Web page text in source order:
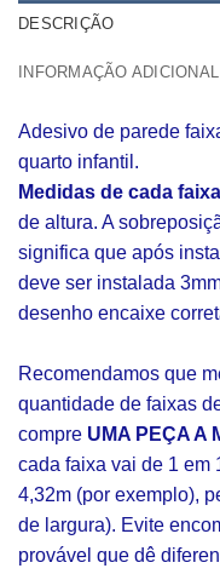
DESCRIÇÃO
INFORMAÇÃO ADICIONAL
Adesivo de parede
quarto infantil.
Medidas de cada
de altura. A
significa que após
deve ser instalada
desenho encaixe
Recomendamos que
quantidade de faixas
compre UMA PEÇA A
cada faixa vai de 1 em
4,32m (por exemplo),
de largura). Evite
provável que dê